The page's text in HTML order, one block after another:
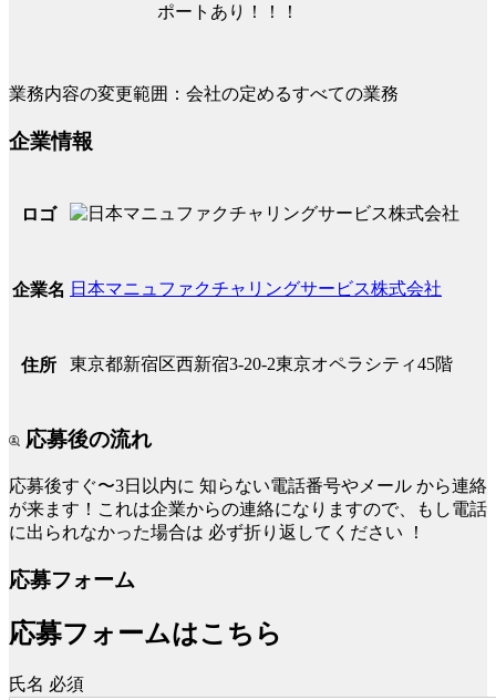
ポートあり！！！
業務内容の変更範囲：会社の定めるすべての業務
企業情報
ロゴ
企業名 日本マニュファクチャリングサービス株式会社
住所 東京都新宿区西新宿3-20-2東京オペラシティ45階
応募後の流れ
応募後すぐ〜3日以内に 知らない電話番号やメール から連絡
が来ます！これは企業からの連絡になりますので、もし電話
に出られなかった場合は 必ず折り返してください ！
応募フォーム
応募フォームはこちら
氏名 必須